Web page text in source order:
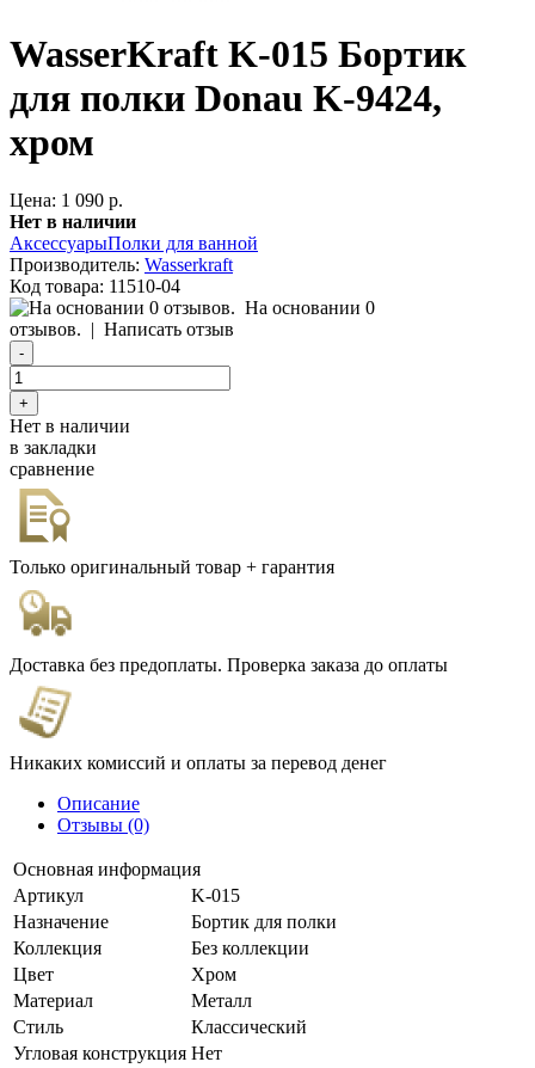
WasserKraft K-015 Бортик
для полки Donau K-9424,
хром
Цена: 1 090 р.
Нет в наличии
АксессуарыПолки для ванной
Производитель: Wasserkraft
Код товара: 11510-04
На основании 0
отзывов. | Написать отзыв
Нет в наличии
в закладки
сравнение
Только оригинальный товар + гарантия
Доставка без предоплаты. Проверка заказа до оплаты
Никаких комиссий и оплаты за перевод денег
Описание
Отзывы (0)
Основная информация
Артикул
K-015
Назначение
Бортик для полки
Коллекция
Без коллекции
Цвет
Хром
Материал
Металл
Стиль
Классический
Угловая конструкция Нет